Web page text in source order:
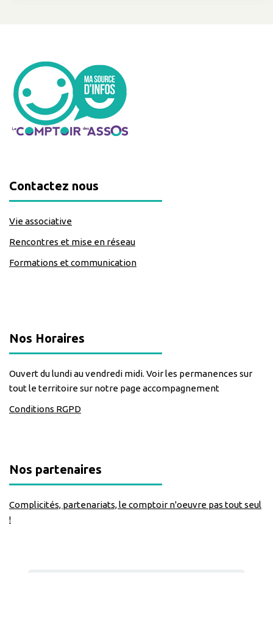
Contactez nous
Vie associative
Rencontres et mise en réseau
Formations et communication
Nos Horaires
Ouvert du lundi au vendredi midi. Voir les permanences sur
tout le territoire sur notre page accompagnement
Conditions RGPD
Nos partenaires
Complicités, partenariats, le comptoir n'oeuvre pas tout seul
!